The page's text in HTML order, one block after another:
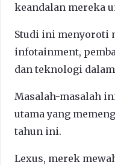
keandalan mereka
Studi ini menyoroti
infotainment,
dan teknologi
Masalah-masalah
utama yang
tahun ini.
Lexus, merek